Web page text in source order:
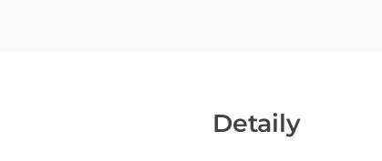
Detaily